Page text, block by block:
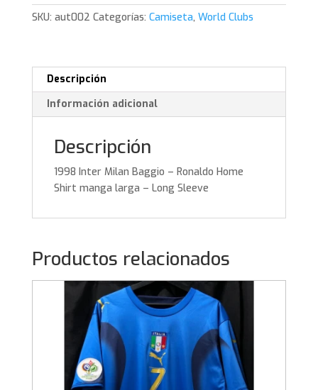
-
manga
larga
Sleeve
cantidad
SKU: aut002 Categorías: Camiseta, World Clubs
Descripción
Información adicional
Descripción
1998 Inter Milan Baggio – Ronaldo Home
Shirt manga larga – Long Sleeve
Productos relacionados